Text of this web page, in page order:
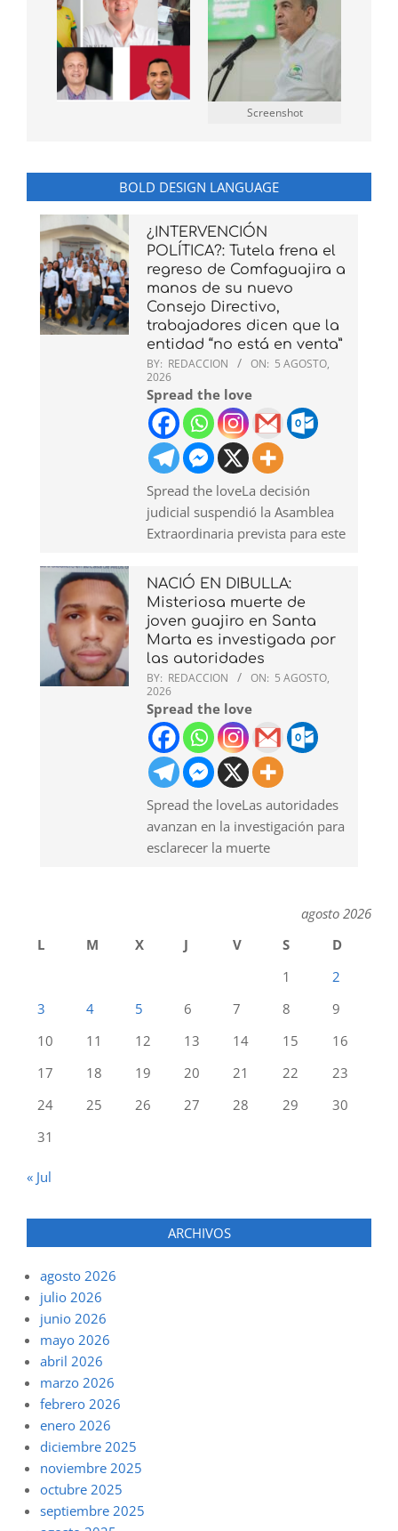
Screenshot
BOLD DESIGN LANGUAGE
¿INTERVENCIÓN
POLÍTICA?: Tutela frena el
regreso de Comfaguajira a
manos de su nuevo
Consejo Directivo,
trabajadores dicen que la
entidad “no está en venta”
BY: REDACCION ON: 5 AGOSTO,
2026
Spread the love
Spread the loveLa decisión
judicial suspendió la Asamblea
Extraordinaria prevista para este
NACIÓ EN DIBULLA:
Misteriosa muerte de
joven guajiro en Santa
Marta es investigada por
las autoridades
BY: REDACCION ON: 5 AGOSTO,
2026
Spread the love
Spread the loveLas autoridades
avanzan en la investigación para
esclarecer la muerte
agosto 2026
L
M X J V S
D
1
2
3
4 5 6 7 8
9
10
11 12 13 14 15
16
17
18 19 20 21 22
23
24
25 26 27 28 29
30
31
« Jul
ARCHIVOS
agosto 2026
julio 2026
junio 2026
mayo 2026
abril 2026
marzo 2026
febrero 2026
enero 2026
diciembre 2025
noviembre 2025
octubre 2025
septiembre 2025